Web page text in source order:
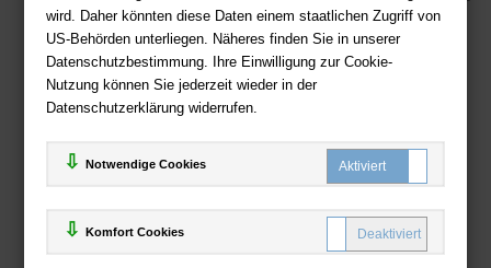
wird. Daher könnten diese Daten einem staatlichen Zugriff von
US-Behörden unterliegen. Näheres finden Sie in unserer
Datenschutzbestimmung. Ihre Einwilligung zur Cookie-
Nutzung können Sie jederzeit wieder in der
Datenschutzerklärung widerrufen.
Notwendige Cookies
Komfort Cookies
Zahlweisen